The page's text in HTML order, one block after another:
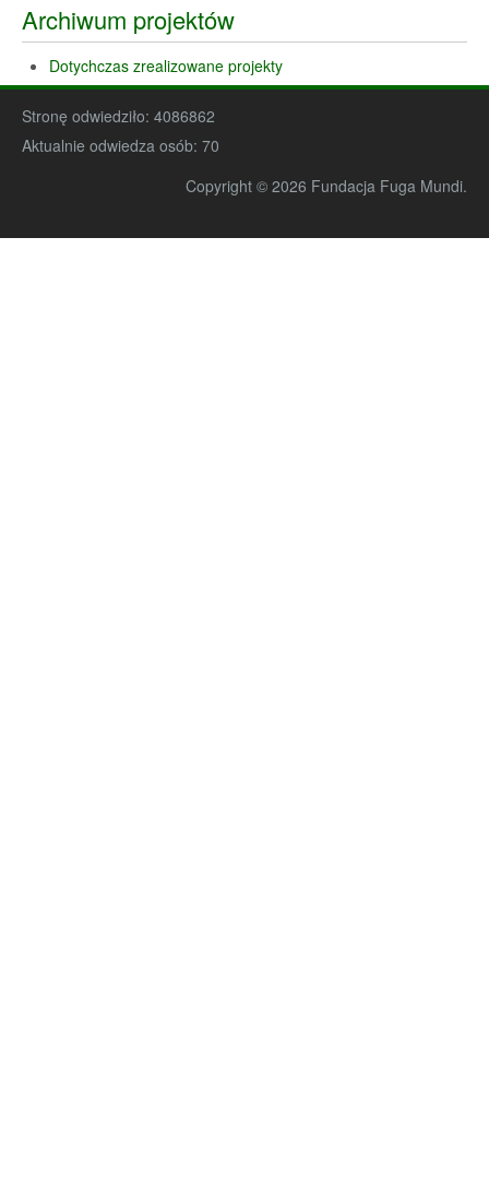
Archiwum projektów
Dotychczas zrealizowane projekty
Stronę odwiedziło: 4086862
Aktualnie odwiedza osób: 70
Copyright © 2026 Fundacja Fuga Mundi.